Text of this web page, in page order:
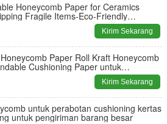
Honeycomb Paper for Ceramics
Fragile Items-Eco-Friendly
& Protective Packaging (Kertas sarang
dapat terurai secara biologis untuk
Kirim Sekarang
Paper Roll Kraft Honeycomb
Cushioning Paper untuk
Kirim Sekarang
untuk perabotan cushioning kertas
untuk pengiriman barang besar